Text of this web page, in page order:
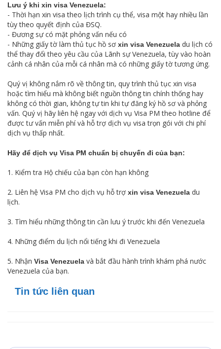
Lưu ý khi xin visa Venezuela:
- Thời hạn xin visa theo lịch trình cụ thể, visa một hay nhiều lần
tùy theo quyết định của ĐSQ.
- Đương sự có mặt phỏng vấn nếu có
- Những giấy tờ làm thủ tục hồ sơ xin visa Venezuela du lịch có
thể thay đổi theo yêu cầu của Lãnh sự Venezuela, tùy vào hoàn
cảnh cá nhân của mỗi cá nhân mà có những giấy tờ tương ứng.
Quý vị không nắm rõ về thông tin, quy trình thủ tục xin visa
hoặc tìm hiểu mà không biết nguồn thông tin chính thống hay
không có thời gian, không tự tin khi tự đăng ký hồ sơ và phỏng
vấn. Quý vị hãy liên hệ ngay với dịch vụ Visa PM theo hotline để
được tư vấn miễn phí và hỗ trợ dịch vụ visa trọn gói với chi phí
dịch vụ thấp nhất.
Hãy để dịch vụ Visa PM chuẩn bị chuyến đi của bạn:
1. Kiểm tra Hộ chiếu của bạn còn hạn không
2. Liên hệ Visa PM cho dịch vụ hỗ trợ xin visa Venezuela du
lịch.
3. Tìm hiểu những thông tin cần lưu ý trước khi đến Venezuela
4. Những điểm du lịch nổi tiếng khi đi Venezuela
5. Nhận Visa Venezuela và bắt đầu hành trình khám phá nước
Venezuela của bạn.
Tin tức liên quan